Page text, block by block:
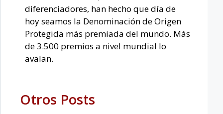
diferenciadores, han hecho que día de
hoy seamos la Denominación de Origen
Protegida más premiada del mundo. Más
de 3.500 premios a nivel mundial lo
avalan.
Otros Posts